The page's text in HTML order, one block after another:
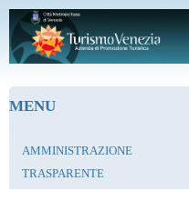
Salta al contenuto principale
MENU
AMMINISTRAZIONE
TRASPARENTE